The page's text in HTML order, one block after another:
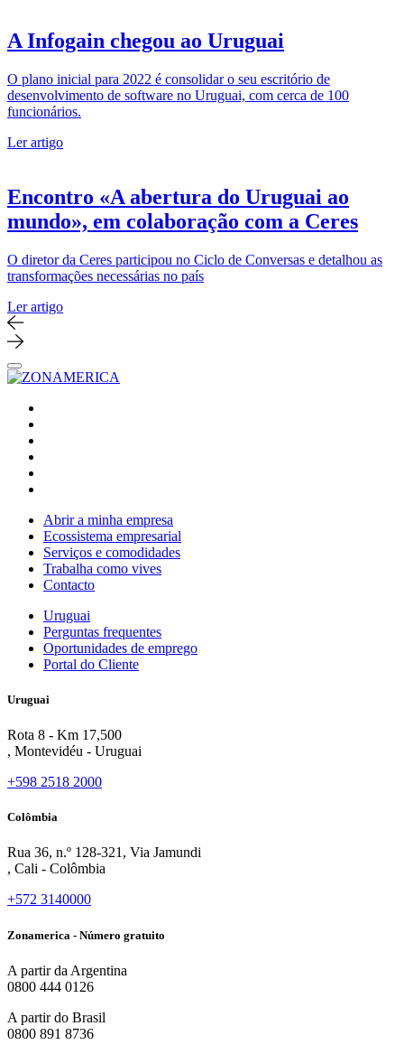
A Infogain chegou ao Uruguai
O plano inicial para 2022 é consolidar o seu escritório de
desenvolvimento de software no Uruguai, com cerca de 100
funcionários.
Ler artigo
Encontro «A abertura do Uruguai ao
mundo», em colaboração com a Ceres
O diretor da Ceres participou no Ciclo de Conversas e detalhou as
transformações necessárias no país
Ler artigo
Abrir a minha empresa
Ecossistema empresarial
Serviços e comodidades
Trabalha como vives
Contacto
Uruguai
Perguntas frequentes
Oportunidades de emprego
Portal do Cliente
Uruguai
Rota 8 - Km 17,500
, Montevidéu - Uruguai
+598 2518 2000
Colômbia
Rua 36, n.º 128-321, Via Jamundi
, Cali - Colômbia
+572 3140000
Zonamerica - Número gratuito
A partir da Argentina
0800 444 0126
A partir do Brasil
0800 891 8736